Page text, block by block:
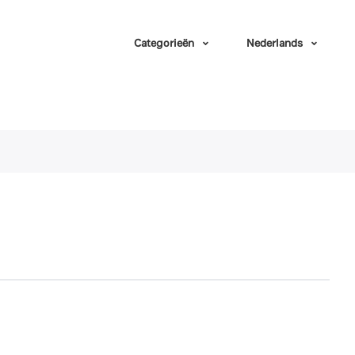
Categorieën Nederlands